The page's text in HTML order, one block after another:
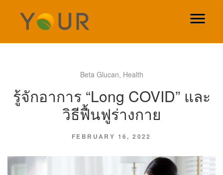
Beta Glucan, Health
รู้จักอาการ “Long COVID” และ
วิธีฟื้นฟูร่างกาย
FEBRUARY 16, 2022